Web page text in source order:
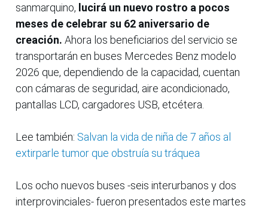
sanmarquino, lucirá un nuevo rostro a pocos
meses de celebrar su 62 aniversario de
creación. Ahora los beneficiarios del servicio se
transportarán en buses Mercedes Benz modelo
2026 que, dependiendo de la capacidad, cuentan
con cámaras de seguridad, aire acondicionado,
pantallas LCD, cargadores USB, etcétera.
Lee también: Salvan la vida de niña de 7 años al
extirparle tumor que obstruía su tráquea
Los ocho nuevos buses -seis interurbanos y dos
interprovinciales- fueron presentados este martes